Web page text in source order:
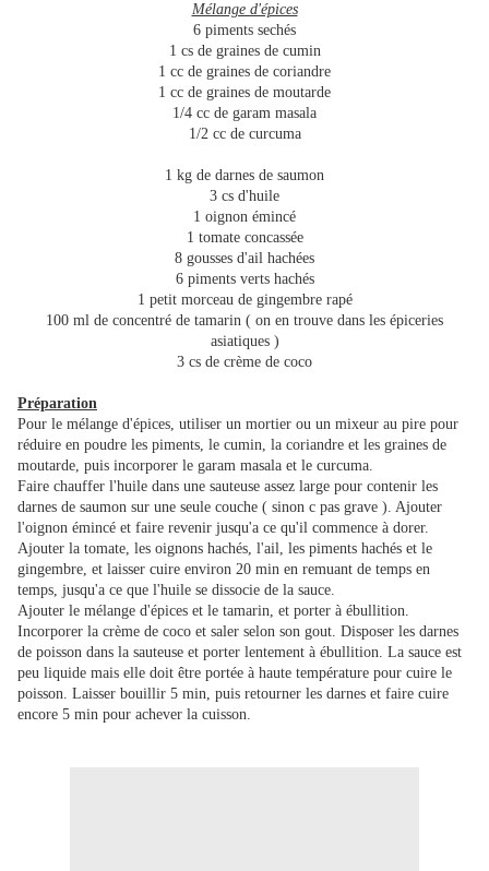
Mélange d'épices
6 piments sechés
1 cs de graines de cumin
1 cc de graines de coriandre
1 cc de graines de moutarde
1/4 cc de garam masala
1/2 cc de curcuma
1 kg de darnes de saumon
3 cs d'huile
1 oignon émincé
1 tomate concassée
8 gousses d'ail hachées
6 piments verts hachés
1 petit morceau de gingembre rapé
100 ml de concentré de tamarin ( on en trouve dans les épiceries
asiatiques )
3 cs de crème de coco
Préparation
Pour le mélange d'épices, utiliser un mortier ou un mixeur au pire pour
réduire en poudre les piments, le cumin, la coriandre et les graines de
moutarde, puis incorporer le garam masala et le curcuma.
Faire chauffer l'huile dans une sauteuse assez large pour contenir les
darnes de saumon sur une seule couche ( sinon c pas grave ). Ajouter
l'oignon émincé et faire revenir jusqu'a ce qu'il commence à dorer.
Ajouter la tomate, les oignons hachés, l'ail, les piments hachés et le
gingembre, et laisser cuire environ 20 min en remuant de temps en
temps, jusqu'a ce que l'huile se dissocie de la sauce.
Ajouter le mélange d'épices et le tamarin, et porter à ébullition.
Incorporer la crème de coco et saler selon son gout. Disposer les darnes
de poisson dans la sauteuse et porter lentement à ébullition. La sauce est
peu liquide mais elle doit être portée à haute température pour cuire le
poisson. Laisser bouillir 5 min, puis retourner les darnes et faire cuire
encore 5 min pour achever la cuisson.